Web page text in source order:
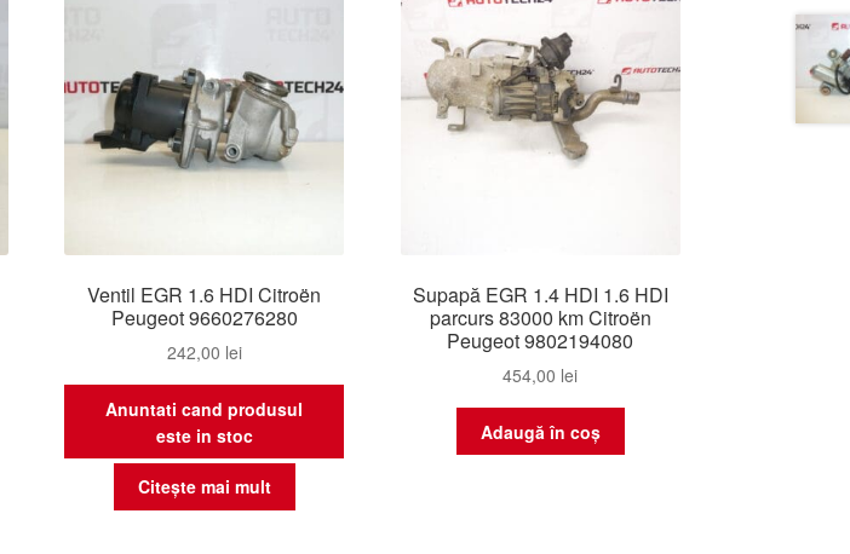
Ventil EGR 1.6 HDI Citroën
Peugeot 9660276280
242,00 lei
Anuntati cand produsul
este in stoc
Citește mai mult
Supapă EGR 1.4 HDI 1.6 HDI
parcurs 83000 km Citroën
Peugeot 9802194080
454,00 lei
Adaugă în coș